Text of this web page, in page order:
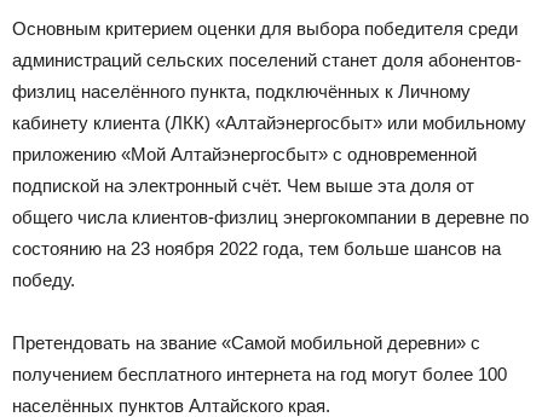
Основным критерием оценки для выбора победителя среди
администраций сельских поселений станет доля абонентов-
физлиц населённого пункта, подключённых к Личному
кабинету клиента (ЛКК) «Алтайэнергосбыт» или мобильному
приложению «Мой Алтайэнергосбыт» с одновременной
подпиской на электронный счёт. Чем выше эта доля от
общего числа клиентов-физлиц энергокомпании в деревне по
состоянию на 23 ноября 2022 года, тем больше шансов на
победу.
Претендовать на звание «Самой мобильной деревни» с
получением бесплатного интернета на год могут более 100
населённых пунктов Алтайского края.